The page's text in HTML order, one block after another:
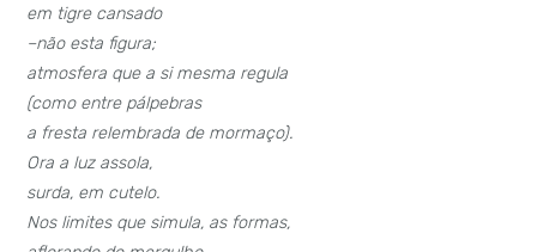
em tigre cansado
–não esta figura;
atmosfera que a si mesma regula
(como entre pálpebras
a fresta relembrada de mormaço).
Ora a luz assola,
surda, em cutelo.
Nos limites que simula, as formas,